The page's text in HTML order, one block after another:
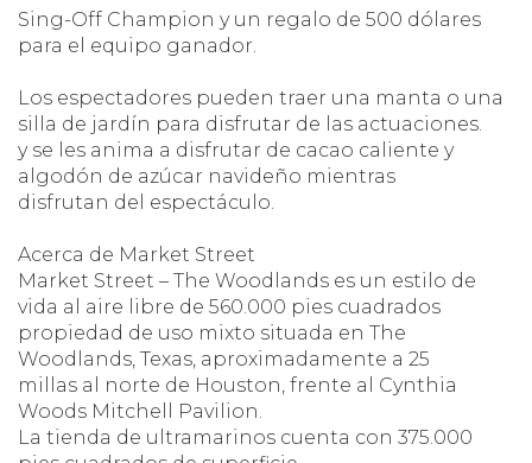
Sing-Off Champion y un regalo de 500 dólares
para el equipo ganador.
Los espectadores pueden traer una manta o una
silla de jardín para disfrutar de las actuaciones.
y se les anima a disfrutar de cacao caliente y
algodón de azúcar navideño mientras
disfrutan del espectáculo.
Acerca de Market Street
Market Street – The Woodlands es un estilo de
vida al aire libre de 560.000 pies cuadrados
propiedad de uso mixto situada en The
Woodlands, Texas, aproximadamente a 25
millas al norte de Houston, frente al Cynthia
Woods Mitchell Pavilion.
La tienda de ultramarinos cuenta con 375.000